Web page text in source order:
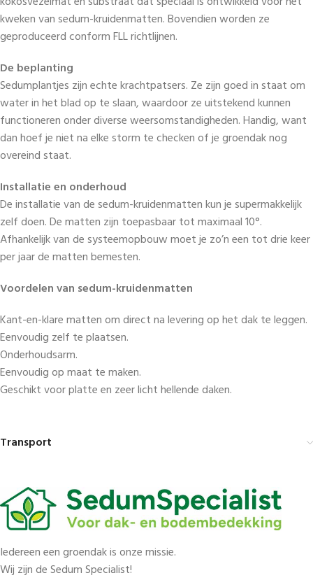
kweken van sedum-kruidenmatten. Bovendien worden ze
geproduceerd conform FLL richtlijnen.
De beplanting
Sedumplantjes zijn echte krachtpatsers. Ze zijn goed in staat om
water in het blad op te slaan, waardoor ze uitstekend kunnen
functioneren onder diverse weersomstandigheden. Handig, want
dan hoef je niet na elke storm te checken of je groendak nog
overeind staat.
Installatie en onderhoud
De installatie van de sedum-kruidenmatten kun je supermakkelijk
zelf doen. De matten zijn toepasbaar tot maximaal 10°.
Afhankelijk van de systeemopbouw moet je zo’n een tot drie keer
per jaar de matten bemesten.
Voordelen van sedum-kruidenmatten
Kant-en-klare matten om direct na levering op het dak te leggen.
Eenvoudig zelf te plaatsen.
Onderhoudsarm.
Eenvoudig op maat te maken.
Geschikt voor platte en zeer licht hellende daken.
Transport
Iedereen een groendak is onze missie.
Wij zijn de Sedum Specialist!